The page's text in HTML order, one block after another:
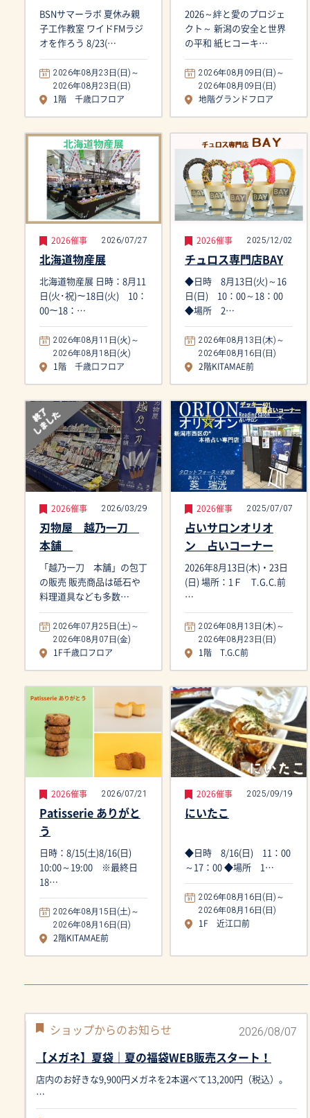
BSNサマーラボ 夏休み親
子工作教室 ワイドFMラジ
オを作ろう 8/23(…
2026年08月23日(日)～
2026年08月23日(日)
1階 千歳口フロア
2026～絆と愛のプロジェ
クト～ 新潟の安全と世界
の平和 紙ヒコーキ…
2026年08月09日(日)～
2026年08月09日(日)
地階グランドフロア
2026催事 2026/07/27
北海道物産展
北海道物産展 日時：8月11
日(火･祝)～18日(火) 10：
00～18：…
2026年08月11日(火)～
2026年08月18日(火)
1階 千歳口フロア
2026催事 2025/12/02
チュロス専門店BAY
◆日時 8月13日(火)～16
日(日) 10：00～18：00
◆場所 2…
2026年08月13日(木)～
2026年08月16日(日)
2階KITAMAE前
2026催事 2026/03/29
刃物屋 越乃一刀
本舗
「越乃一刀 本舗」の包丁
の販売 販売商品は砥石や
料理道具なども多数…
2026年07月25日(土)～
2026年08月07日(金)
1F千歳口フロア
2026催事 2025/07/07
占いサロンオリオ
ン 占いコーナー
2026年8月13日(木)・23日
(日) 場所：1Ｆ T.G.C.前
…
2026年08月13日(木)～
2026年08月23日(日)
1階 T.G.C前
2026催事 2026/07/21
Patisserie ありがと
う
日時：8/15(土)8/16(日)
10:00～19:00 ※最終日
18…
2026年08月15日(土)～
2026年08月16日(日)
2階KITAMAE前
2026催事 2025/09/19
にいたこ
◆日時 8/16(日) 11：00
～17：00 ◆場所 1…
2026年08月16日(日)～
2026年08月16日(日)
1F 近江口前
ショップからのお知らせ 2026/08/07
【メガネ】夏袋｜夏の福袋WEB販売スタート！
店内のお好きな9,900円メガネを2本選べて13,200円（税込）。
…